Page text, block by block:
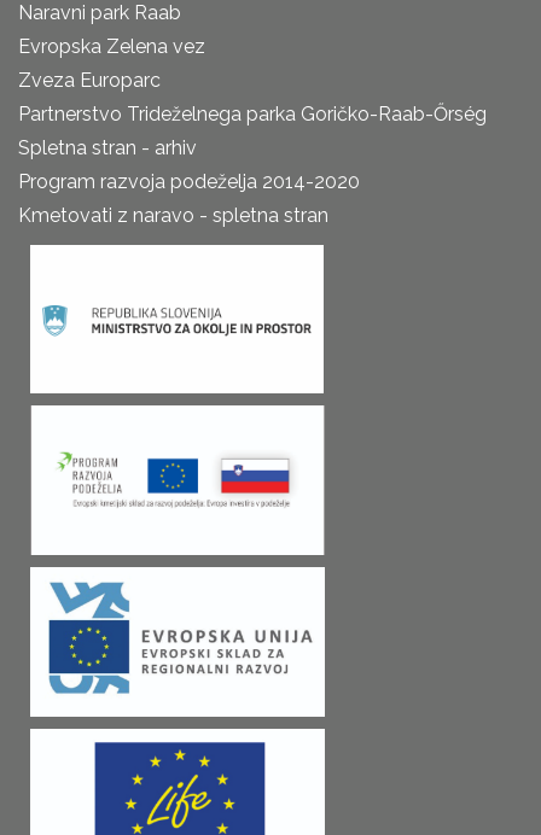
Naravni park Raab
Evropska Zelena vez
Zveza Europarc
Partnerstvo Trideželnega parka Goričko-Raab-Őrség
Spletna stran - arhiv
Program razvoja podeželja 2014-2020
Kmetovati z naravo - spletna stran